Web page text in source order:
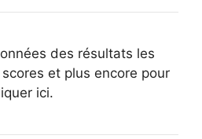
des résultats les
et plus encore pour
ici.